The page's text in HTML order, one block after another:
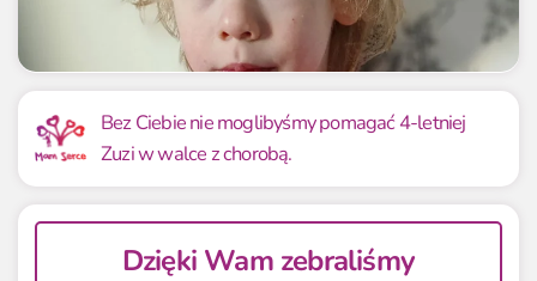
Mamy już
1 468 133.99 zł
Potrzebujemy
1 350 000 zł
108.75% 108.75%
Bez Ciebie nie moglibyśmy pomagać 4-letniej
Zuzi w walce z chorobą.
Dzięki Wam zebraliśmy